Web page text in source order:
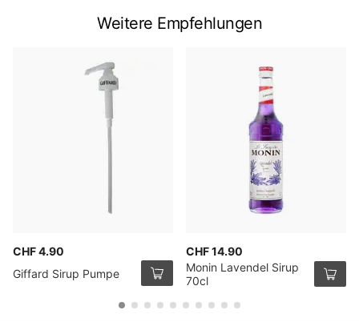
Weitere Empfehlungen
CHF 4.90
Giffard Sirup Pumpe
CHF 14.90
Monin Lavendel Sirup
70cl